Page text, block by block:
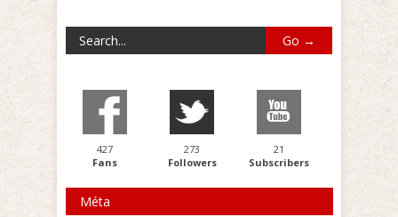
427
Fans
273
Followers
21
Subscribers
Méta